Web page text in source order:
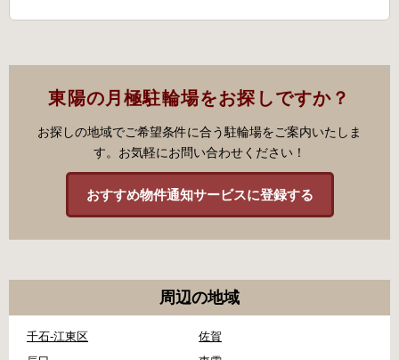
東陽の月極駐輪場をお探しですか？
お探しの地域でご希望条件に合う駐輪場をご案内いたしま
す。お気軽にお問い合わせください！
おすすめ物件通知サービスに登録する
周辺の地域
千石-江東区
佐賀